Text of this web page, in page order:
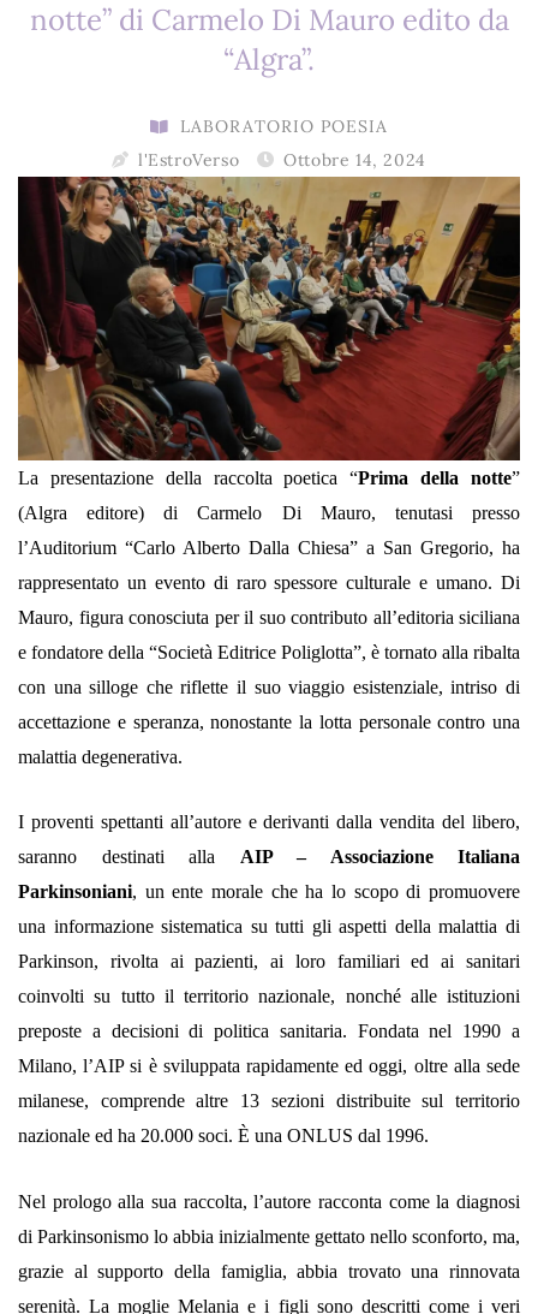
notte” di Carmelo Di Mauro edito da
“Algra”.
LABORATORIO POESIA
l'EstroVerso
Ottobre 14, 2024
La presentazione della raccolta poetica “Prima della notte”
(Algra editore) di Carmelo Di Mauro, tenutasi presso
l’Auditorium “Carlo Alberto Dalla Chiesa” a San Gregorio, ha
rappresentato un evento di raro spessore culturale e umano. Di
Mauro, figura conosciuta per il suo contributo all’editoria siciliana
e fondatore della “Società Editrice Poliglotta”, è tornato alla ribalta
con una silloge che riflette il suo viaggio esistenziale, intriso di
accettazione e speranza, nonostante la lotta personale contro una
malattia degenerativa.
I proventi spettanti all’autore e derivanti dalla vendita del libero,
saranno destinati alla AIP – Associazione Italiana
Parkinsoniani, un ente morale che ha lo scopo di promuovere
una informazione sistematica su tutti gli aspetti della malattia di
Parkinson, rivolta ai pazienti, ai loro familiari ed ai sanitari
coinvolti su tutto il territorio nazionale, nonché alle istituzioni
preposte a decisioni di politica sanitaria. Fondata nel 1990 a
Milano, l’AIP si è sviluppata rapidamente ed oggi, oltre alla sede
milanese, comprende altre 13 sezioni distribuite sul territorio
nazionale ed ha 20.000 soci. È una ONLUS dal 1996.
Nel prologo alla sua raccolta, l’autore racconta come la diagnosi
di Parkinsonismo lo abbia inizialmente gettato nello sconforto, ma,
grazie al supporto della famiglia, abbia trovato una rinnovata
serenità. La moglie Melania e i figli sono descritti come i veri